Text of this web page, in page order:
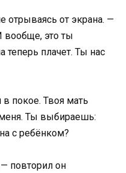
отрываясь от экрана. —
вообще, это ты
теперь плачет. Ты нас
покое. Твоя мать
меня. Ты выбираешь:
с ребёнком?
повторил он